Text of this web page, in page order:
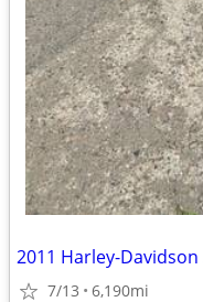
2011 Harley-
7/13 6,190mi